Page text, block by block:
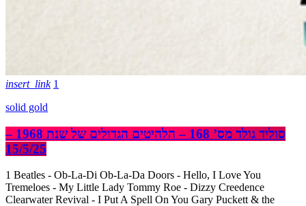
insert_link 1
solid gold
סוליד גולד מס’ 168 – הלהיטים הגדולים של שנת 1968 –
15/5/25
1 Beatles - Ob-La-Di Ob-La-Da Doors - Hello, I Love You
Tremeloes - My Little Lady Tommy Roe - Dizzy Creedence
Clearwater Revival - I Put A Spell On You Gary Puckett & the